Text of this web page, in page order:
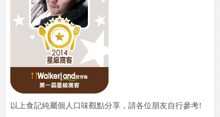
以上食記純屬個人口味觀點分享，請各位朋友自行參考!